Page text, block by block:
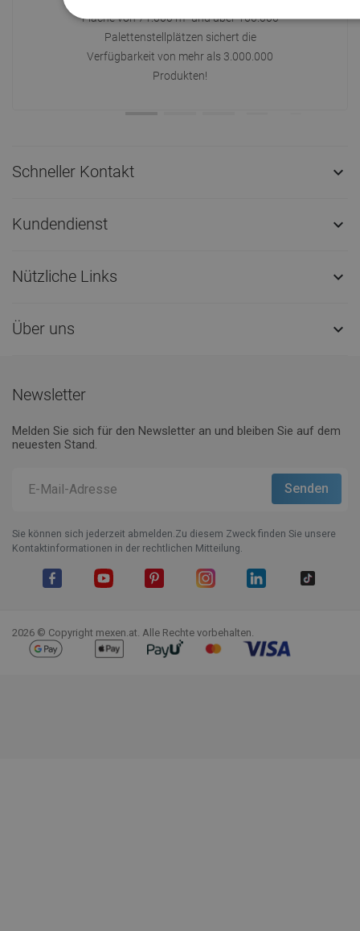
Fläche von 71.000 m² und über 160.000
Palettenstellplätzen sichert die
Verfügbarkeit von mehr als 3.000.000
Produkten!
Schneller Kontakt 
Kundendienst 
Nützliche Links 
Über uns 
Newsletter
Melden Sie sich für den Newsletter an und bleiben Sie auf dem
neuesten Stand.
Sie können sich jederzeit abmelden.Zu diesem Zweck finden Sie unsere
Kontaktinformationen in der rechtlichen Mitteilung.
2026 © Copyright mexen.at. Alle Rechte vorbehalten.